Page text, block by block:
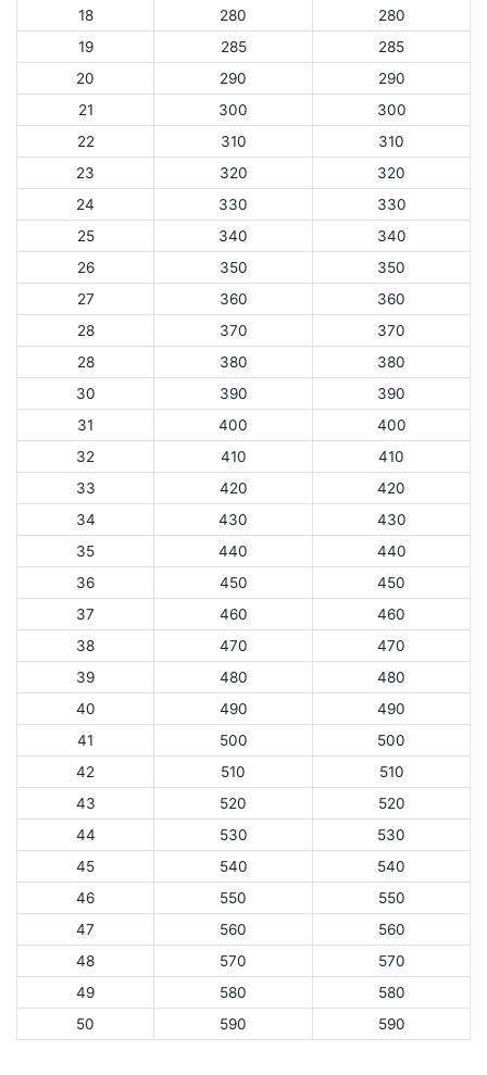
18 280
280
19
285
285
20
290
290
21
300
300
22
310
310
23
320
320
24
330
330
25
340
340
26
350
350
27
360
360
28
370
370
28
380
380
30
390
390
31
400
400
32
410
410
33
420
420
34
430
430
35
440
440
36
450
450
37
460
460
38
470
470
39
480
480
40
490
490
41
500
500
42
510
510
43
520
520
44
530
530
45
540
540
46
550
550
47
560
560
48
570
570
49
580
580
50
590 590